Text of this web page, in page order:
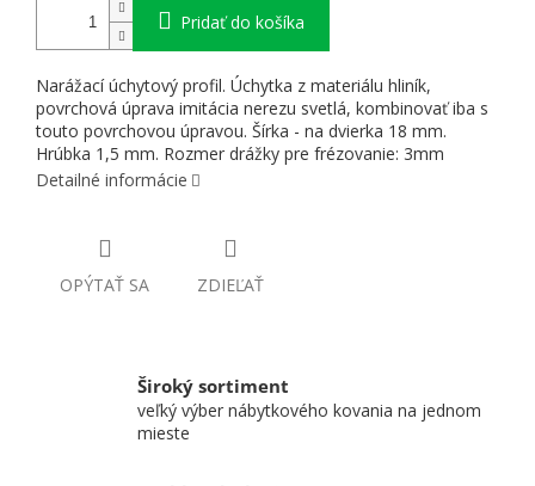
Pridať do košíka
Narážací úchytový profil. Úchytka z materiálu hliník,
povrchová úprava imitácia nerezu svetlá, kombinovať iba s
touto povrchovou úpravou. Šírka - na dvierka 18 mm.
Hrúbka 1,5 mm. Rozmer drážky pre frézovanie: 3mm
Detailné informácie
OPÝTAŤ SA ZDIEĽAŤ
Široký sortiment
veľký výber nábytkového kovania na jednom
mieste